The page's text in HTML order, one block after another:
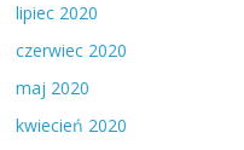
lipiec 2020
czerwiec 2020
maj 2020
kwiecień 2020